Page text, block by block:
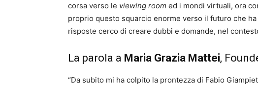
corsa verso le viewing room ed i mondi virtuali, ora
proprio questo squarcio enorme verso il futuro che
risposte cerco di creare dubbi e domande, nel
La parola a Maria Grazia Mattei,
“Da subito mi ha colpito la prontezza di Fabio